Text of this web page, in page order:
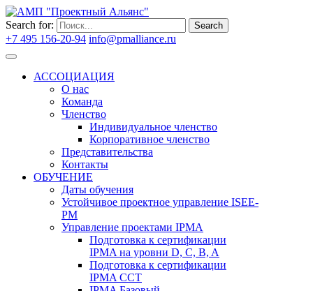
Search for: Search
+7 495 156-20-94 info@pmalliance.ru
АССОЦИАЦИЯ
О нас
Команда
Членство
Индивидуальное членство
Корпоративное членство
Представительства
Контакты
ОБУЧЕНИЕ
Даты обучения
Устойчивое проектное управление ISEE-
PM
Управление проектами IPMA
Подготовка к сертификации
IPMA на уровни D, C, B, A
Подготовка к сертификации
IPMA CCT